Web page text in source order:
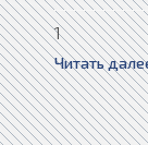
1
Читать